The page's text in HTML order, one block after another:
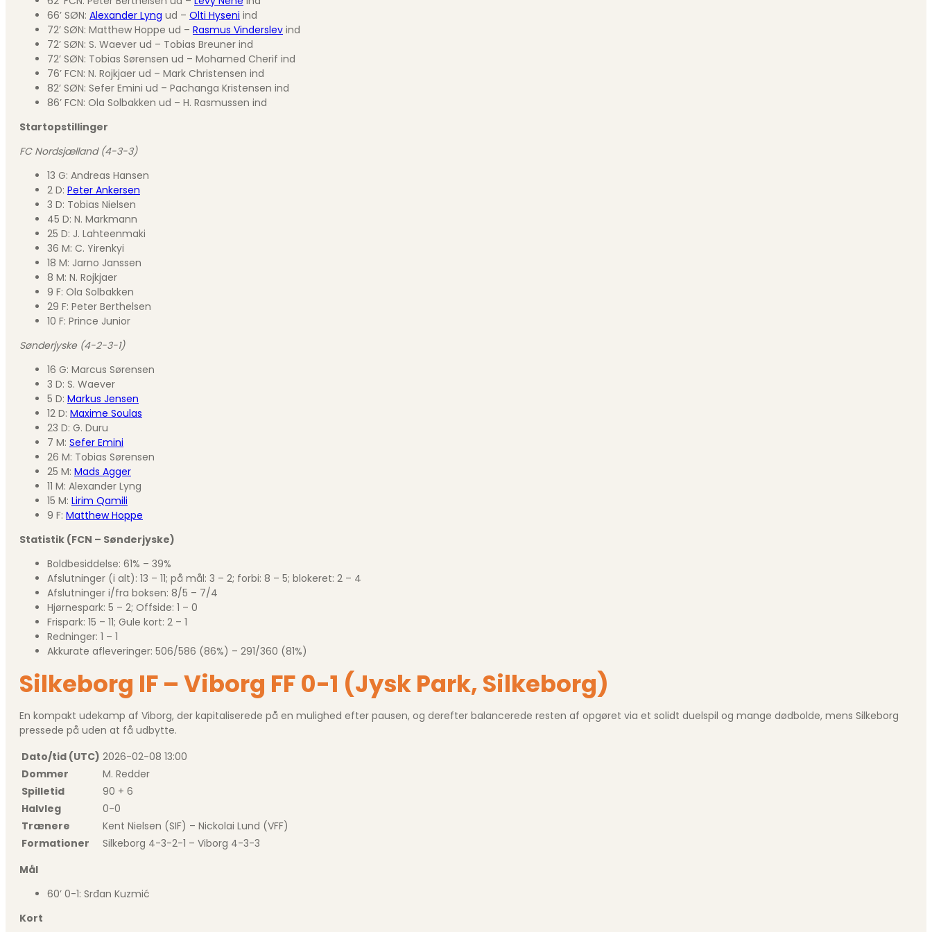
66’ SØN: Alexander Lyng ud – Olti Hyseni ind
72’ SØN: Matthew Hoppe ud – Rasmus Vinderslev ind
72’ SØN: S. Waever ud – Tobias Breuner ind
72’ SØN: Tobias Sørensen ud – Mohamed Cherif ind
76’ FCN: N. Rojkjaer ud – Mark Christensen ind
82’ SØN: Sefer Emini ud – Pachanga Kristensen ind
86’ FCN: Ola Solbakken ud – H. Rasmussen ind
Startopstillinger
FC Nordsjælland (4-3-3)
13 G: Andreas Hansen
2 D: Peter Ankersen
3 D: Tobias Nielsen
45 D: N. Markmann
25 D: J. Lahteenmaki
36 M: C. Yirenkyi
18 M: Jarno Janssen
8 M: N. Rojkjaer
9 F: Ola Solbakken
29 F: Peter Berthelsen
10 F: Prince Junior
Sønderjyske (4-2-3-1)
16 G: Marcus Sørensen
3 D: S. Waever
5 D: Markus Jensen
12 D: Maxime Soulas
23 D: G. Duru
7 M: Sefer Emini
26 M: Tobias Sørensen
25 M: Mads Agger
11 M: Alexander Lyng
15 M: Lirim Qamili
9 F: Matthew Hoppe
Statistik (FCN – Sønderjyske)
Boldbesiddelse: 61% – 39%
Afslutninger (i alt): 13 – 11; på mål: 3 – 2; forbi: 8 – 5; blokeret: 2 – 4
Afslutninger i/fra boksen: 8/5 – 7/4
Hjørnespark: 5 – 2; Offside: 1 – 0
Frispark: 15 – 11; Gule kort: 2 – 1
Redninger: 1 – 1
Akkurate afleveringer: 506/586 (86%) – 291/360 (81%)
Silkeborg IF – Viborg FF 0-1 (Jysk Park, Silkeborg)
En kompakt udekamp af Viborg, der kapitaliserede på en mulighed efter pausen, og derefter balancerede resten af opgøret via et solidt duelspil og mange dødbolde, mens Silkeborg
pressede på uden at få udbytte.
Dato/tid (UTC) 2026-02-08 13:00
Dommer
M. Redder
Spilletid
90 + 6
Halvleg
0-0
Trænere
Kent Nielsen (SIF) – Nickolai Lund (VFF)
Formationer
Silkeborg 4-3-2-1 – Viborg 4-3-3
Mål
60’ 0-1: Srđan Kuzmić
Kort